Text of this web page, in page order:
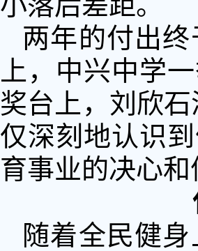
两年的付出
上，中兴中学
奖台上，刘欣
仅深刻地认识
育事业的决心和
随着全民健